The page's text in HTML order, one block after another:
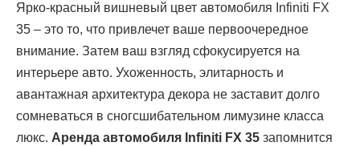
Ярко-красный вишневый цвет автомобиля Infiniti FX
35 – это то, что привлечет ваше первоочередное
внимание. Затем ваш взгляд сфокусируется на
интерьере авто. Ухоженность, элитарность и
авантажная архитектура декора не заставит долго
сомневаться в сногсшибательном лимузине класса
люкс. Аренда автомобиля Infiniti FX 35 запомнится